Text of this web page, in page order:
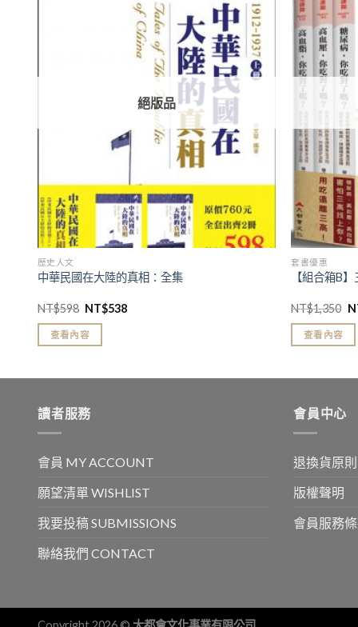
加入
「願
望清
單」
絕版品
歷史人文
中華民國在大陸的真相：全集
NT$598 NT$538
查看內容
套書優惠
【組合箱B
NT$1,350
查看內容
讀者服務
會員 MY ACCOUNT
願望清單 WISHLIST
我要投稿 SUBMISSIONS
聯絡我們 CONTACT
會員中心
退換貨原則
版權聲明
會員服務